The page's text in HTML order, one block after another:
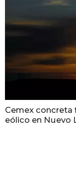
Cemex
eólico en Nuevo